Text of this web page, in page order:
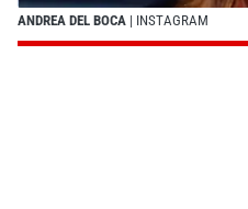
ANDREA DEL BOCA | INSTAGRAM